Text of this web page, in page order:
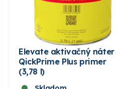
Elevate aktivačný náter
QickPrime Plus primer
(3,78 l)